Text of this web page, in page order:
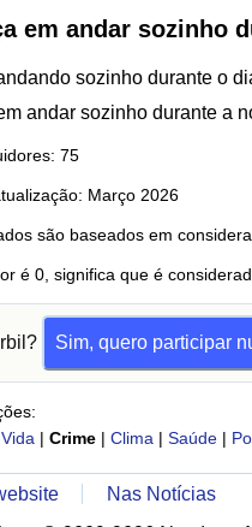
em andar sozinho
sozinho durante o
andar sozinho durante a
75
Março 2026
são baseados em
é 0, significa que é
Sim, quero participar
| Crime | Clima | Saúde |
Nas Notícias